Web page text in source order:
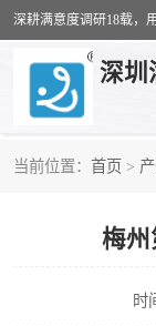
深圳
当前位置： 首页 >
梅州
时
客户满意度调
公共事务满意